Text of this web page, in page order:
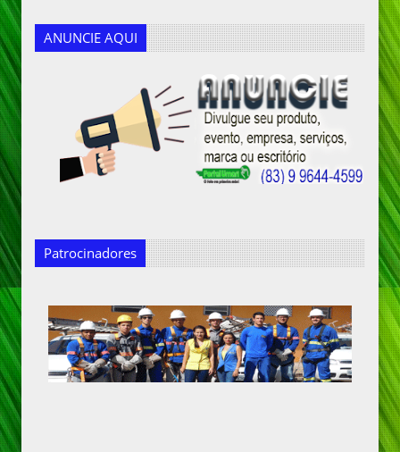
ANUNCIE AQUI
Patrocinadores